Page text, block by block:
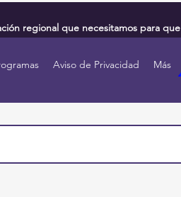
regional que necesitamos para
Aviso de Privacidad Más